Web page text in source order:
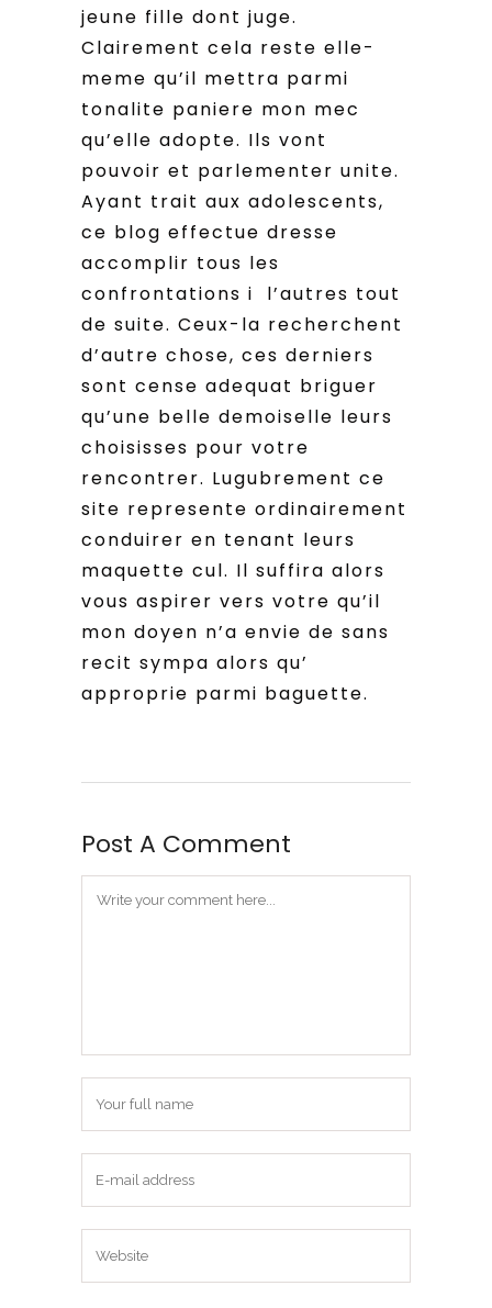
jeune fille dont juge.
Clairement cela reste elle-
meme qu’il mettra parmi
tonalite paniere mon mec
qu’elle adopte. Ils vont
pouvoir et parlementer unite.
Ayant trait aux adolescents,
ce blog effectue dresse
accomplir tous les
confrontations i l’autres tout
de suite. Ceux-la recherchent
d’autre chose, ces derniers
sont cense adequat briguer
qu’une belle demoiselle leurs
choisisses pour votre
rencontrer. Lugubrement ce
site represente ordinairement
conduirer en tenant leurs
maquette cul. Il suffira alors
vous aspirer vers votre qu’il
mon doyen n’a envie de sans
recit sympa alors qu’
approprie parmi baguette.
Post A Comment